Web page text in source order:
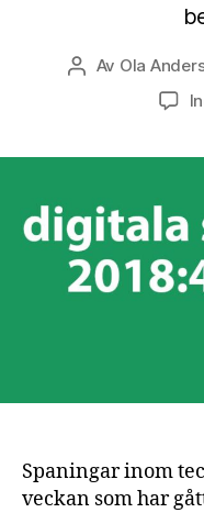
Av Ola
Spaningar inom
veckan som har